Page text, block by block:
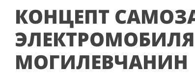
КОНЦЕПТ
МОГИЛЕВЧАНИН